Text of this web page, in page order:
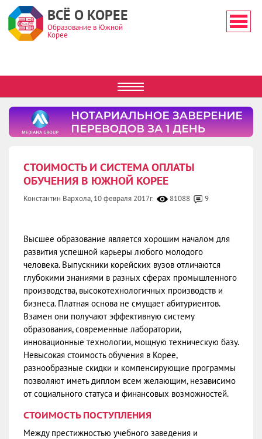
ВСЁ О КОРЕЕ
Образование в Южной
Корее
СТОИМОСТЬ И СИСТЕМА ОПЛАТЫ
ОБУЧЕНИЯ В ЮЖНОЙ КОРЕЕ
Константин Вархола, 10 февраля 2017г. 81088 9
Высшее образование является хорошим началом для
развития успешной карьеры любого молодого
человека. Выпускники корейских вузов отличаются
глубокими знаниями в разных сферах промышленного
производства, высокотехнологичных производств и
бизнеса. Платная основа не смущает абитуриентов.
Взамен они получают эффективную систему
образования, современные лаборатории,
инновационные технологии, мощную техническую базу.
Невысокая стоимость обучения в Корее,
разнообразные скидки и компенсирующие программы
позволяют иметь диплом всем желающим, независимо
от социального статуса и финансовых возможностей.
СТОИМОСТЬ ПОСТУПЛЕНИЯ
Между престижностью учебного заведения и